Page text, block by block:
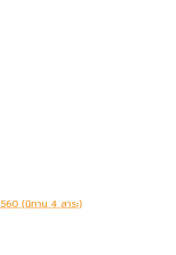
(นิทาน 4 สาระ)